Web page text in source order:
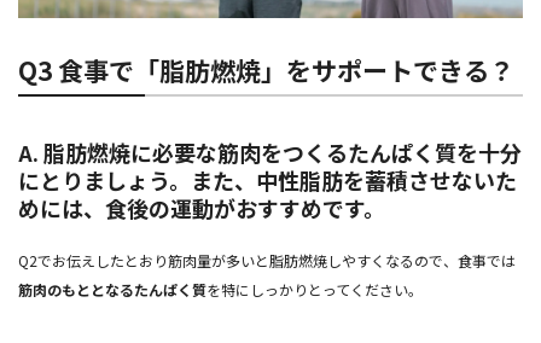
Q3 食事で「脂肪燃焼」をサポートできる？
A. 脂肪燃焼に必要な筋肉をつくるたんぱく質を十分
にとりましょう。また、中性脂肪を蓄積させないた
めには、食後の運動がおすすめです。
Q2でお伝えしたとおり筋肉量が多いと脂肪燃焼しやすくなるので、食事では
筋肉のもととなるたんぱく質を特にしっかりとってください。